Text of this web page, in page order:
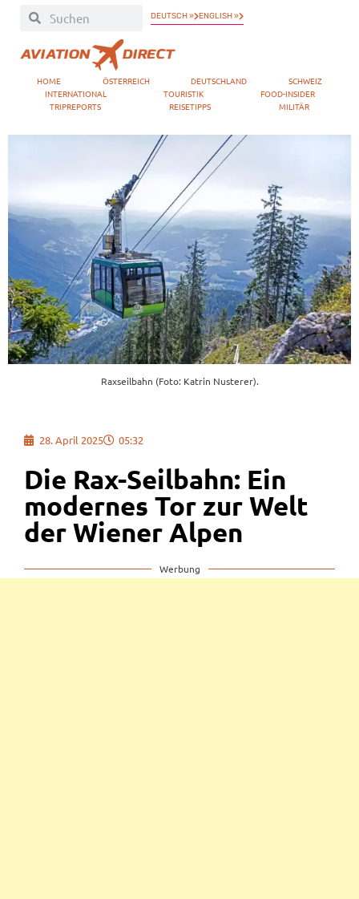
DEUTSCH » ENGLISH »
HOME ÖSTERREICH DEUTSCHLAND
SCHWEIZ
INTERNATIONAL
TOURISTIK
FOOD-INSIDER
TRIPREPORTS
REISETIPPS MILITÄR
Raxseilbahn (Foto: Katrin Nusterer).
28. April 2025 05:32
Die Rax-Seilbahn: Ein
modernes Tor zur Welt
der Wiener Alpen
Werbung